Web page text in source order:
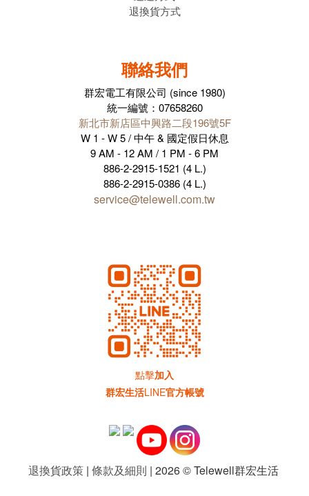
退換貨方式
聯絡我們
群宏電工有限公司 (since 1980)
統一編號：07658260
新北市新店區中興路二段196號5F
W 1 - W 5 / 中午 & 國定假日休息
9 AM - 12 AM / 1 PM - 6 PM
886-2-2915-1521 (4 L.)
886-2-2915-0386 (4 L.)
service@telewell.com.tw
點擊加入
群宏生活LINE官方帳號
退換貨政策| 條款及細則 | 2026 © Telewell群宏生活